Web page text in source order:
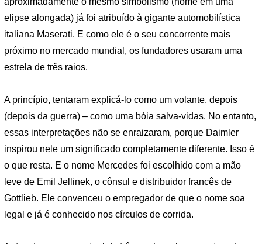
elipse alongada) já foi atribuído à gigante automobilística
italiana Maserati. E como ele é o seu concorrente mais
próximo no mercado mundial, os fundadores usaram uma
estrela de três raios.
A princípio, tentaram explicá-lo como um volante, depois
(depois da guerra) – como uma bóia salva-vidas. No entanto,
essas interpretações não se enraizaram, porque Daimler
inspirou nele um significado completamente diferente. Isso é
o que resta. E o nome Mercedes foi escolhido com a mão
leve de Emil Jellinek, o cônsul e distribuidor francês de
Gottlieb. Ele convenceu o empregador de que o nome soa
legal e já é conhecido nos círculos de corrida.